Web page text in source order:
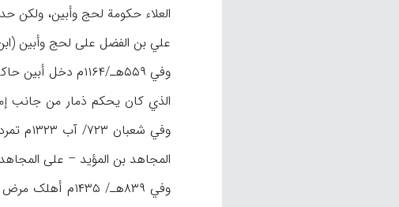
العلاء حکومة لحج وأبین، ولکن
علي بن الفضل علی لحج وأبین (ابن الأبیع، ۸-۹؛
وفي
المجاهد بن المؤید – علی المجاهد،